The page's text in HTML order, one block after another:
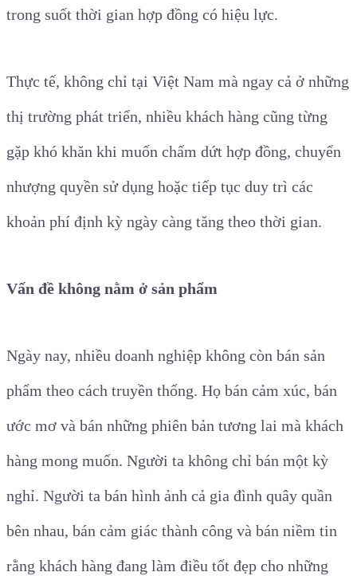
trong suốt thời gian hợp đồng có hiệu lực.
Thực tế, không chỉ tại Việt Nam mà ngay cả ở những
thị trường phát triển, nhiều khách hàng cũng từng
gặp khó khăn khi muốn chấm dứt hợp đồng, chuyển
nhượng quyền sử dụng hoặc tiếp tục duy trì các
khoản phí định kỳ ngày càng tăng theo thời gian.
Vấn đề không nằm ở sản phẩm
Ngày nay, nhiều doanh nghiệp không còn bán sản
phẩm theo cách truyền thống. Họ bán cảm xúc, bán
ước mơ và bán những phiên bản tương lai mà khách
hàng mong muốn. Người ta không chỉ bán một kỳ
nghỉ. Người ta bán hình ảnh cả gia đình quây quần
bên nhau, bán cảm giác thành công và bán niềm tin
rằng khách hàng đang làm điều tốt đẹp cho những